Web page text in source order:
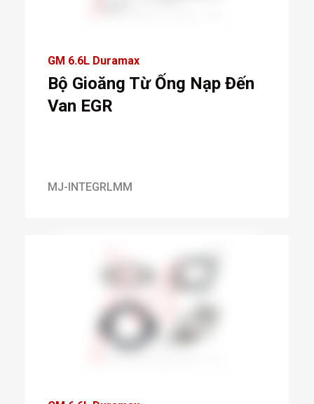
GM 6.6L Duramax
Bộ Gioăng Từ Ống Nạp Đến
Van EGR
MJ-INTEGRLMM